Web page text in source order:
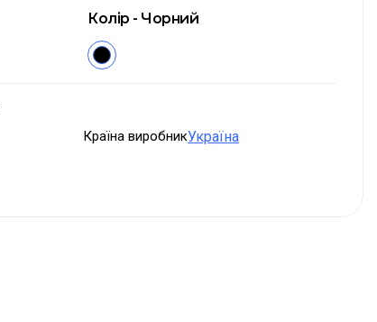
Колір - Чорний
Країна виробникУкраїна